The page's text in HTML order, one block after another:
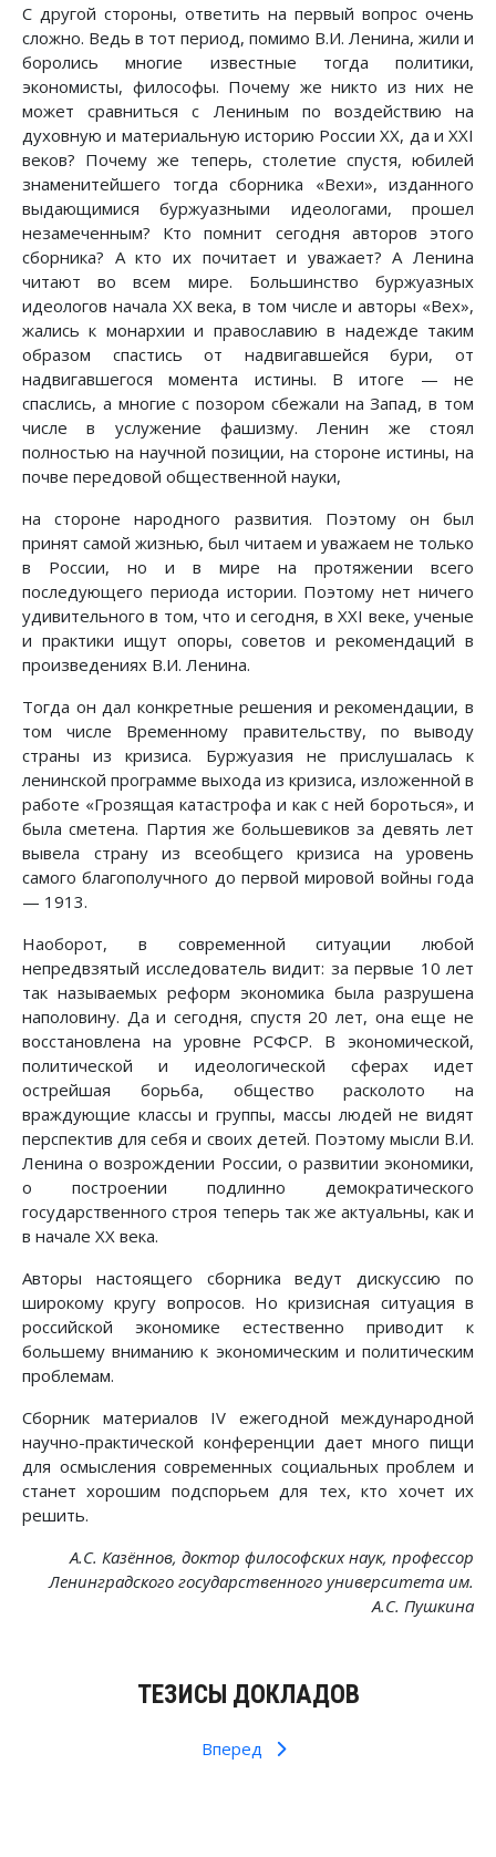
С другой стороны, ответить на первый вопрос очень
сложно. Ведь в тот период, помимо В.И. Ленина, жили и
боролись многие известные тогда политики,
экономисты, философы. Почему же никто из них не
может сравниться с Лениным по воздействию на
духовную и материальную историю России ХХ, да и XXI
веков? Почему же теперь, столетие спустя, юбилей
знаменитейшего тогда сборника «Вехи», изданного
выдающимися буржуазными идеологами, прошел
незамеченным? Кто помнит сегодня авторов этого
сборника? А кто их почитает и уважает? А Ленина
читают во всем мире. Большинство буржуазных
идеологов начала ХХ века, в том числе и авторы «Вех»,
жались к монархии и православию в надежде таким
образом спастись от надвигавшейся бури, от
надвигавшегося момента истины. В итоге — не
спаслись, а многие с позором сбежали на Запад, в том
числе в услужение фашизму. Ленин же стоял
полностью на научной позиции, на стороне истины, на
почве передовой общественной науки,
на стороне народного развития. Поэтому он был
принят самой жизнью, был читаем и уважаем не только
в России, но и в мире на протяжении всего
последующего периода истории. Поэтому нет ничего
удивительного в том, что и сегодня, в XXI веке, ученые
и практики ищут опоры, советов и рекомендаций в
произведениях В.И. Ленина.
Тогда он дал конкретные решения и рекомендации, в
том числе Временному правительству, по выводу
страны из кризиса. Буржуазия не прислушалась к
ленинской программе выхода из кризиса, изложенной в
работе «Грозящая катастрофа и как с ней бороться», и
была сметена. Партия же большевиков за девять лет
вывела страну из всеобщего кризиса на уровень
самого благополучного до первой мировой войны года
— 1913.
Наоборот, в современной ситуации любой
непредвзятый исследователь видит: за первые 10 лет
так называемых реформ экономика была разрушена
наполовину. Да и сегодня, спустя 20 лет, она еще не
восстановлена на уровне РСФСР. В экономической,
политической и идеологической сферах идет
острейшая борьба, общество расколото на
враждующие классы и группы, массы людей не видят
перспектив для себя и своих детей. Поэтому мысли В.И.
Ленина о возрождении России, о развитии экономики,
о построении подлинно демократического
государственного строя теперь так же актуальны, как и
в начале ХХ века.
Авторы настоящего сборника ведут дискуссию по
широкому кругу вопросов. Но кризисная ситуация в
российской экономике естественно приводит к
большему вниманию к экономическим и политическим
проблемам.
Сборник материалов IV ежегодной международной
научно-практической конференции дает много пищи
для осмысления современных социальных проблем и
станет хорошим подспорьем для тех, кто хочет их
решить.
А.С. Казённов, доктор философских наук, профессор
Ленинградского государственного университета им.
А.С. Пушкина
ТЕЗИСЫ ДОКЛАДОВ
Вперед